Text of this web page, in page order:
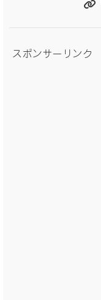
スポンサーリンク